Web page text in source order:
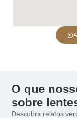
O que
sobre
Descubra relatos